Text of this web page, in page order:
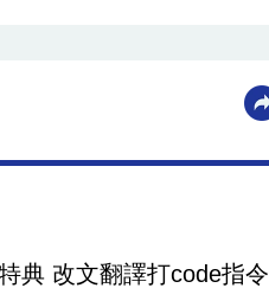
典 改文翻譯打code指令